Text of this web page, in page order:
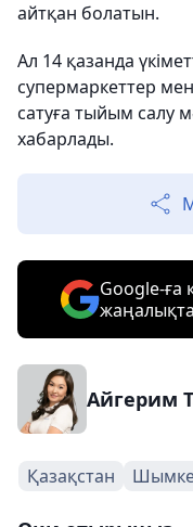
айтқан болатын.
Ал 14 қазанда
супермаркеттер
сатуға тыйым салу
хабарлады.
Google-ға
Айгерим
Қазақстан